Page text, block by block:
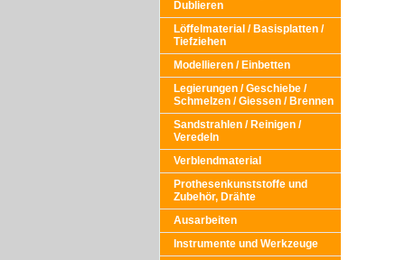
Dublieren
Löffelmaterial / Basisplatten /
Tiefziehen
Modellieren / Einbetten
Legierungen / Geschiebe /
Schmelzen / Giessen / Brennen
Sandstrahlen / Reinigen /
Veredeln
Verblendmaterial
Prothesenkunststoffe und
Zubehör, Drähte
Ausarbeiten
Instrumente und Werkzeuge